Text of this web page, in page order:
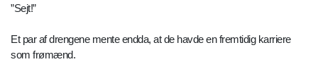
”Sejt!”
Et par af drengene mente endda, at de havde en fremtidig karriere
som frømænd.